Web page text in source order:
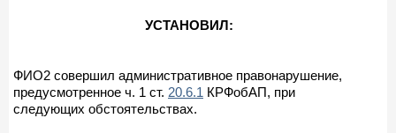
УСТАНОВИЛ:
ФИО2 совершил административное правонарушение,
предусмотренное ч. 1 ст. 20.6.1 КРФобАП, при
следующих обстоятельствах.